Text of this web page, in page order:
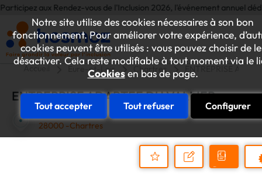
Notre site utilise des cookies nécessaires à son bon
fonctionnement. Pour améliorer votre expérience,
cookies peuvent être utilisés : vous pouvez choisir de
désactiver. Cela reste modifiable à tout moment via le
Cookiesen bas de page.
Tout accepter Tout refuser Configurer
aux Rendez-vous de l'Inclusion 2026, l'événement annuel
Accueil Eure-et-Loir Chartres
ENTREPRISE ADAPTEE DU VALLIER
4 Rue REAUMUR
28000 -Chartres
Nous
Demander